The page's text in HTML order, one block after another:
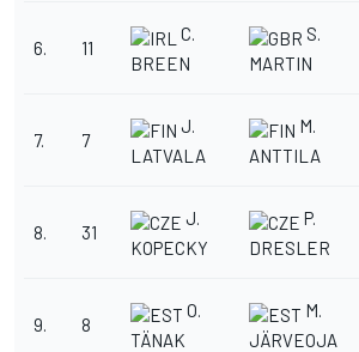
6. 11
C.
BREEN
S.
MARTIN
7. 7
J.
LATVALA
M.
ANTTILA
8. 31
J.
KOPECKY
P.
DRESLER
9. 8
O.
TÄNAK
M.
JÄRVEOJA